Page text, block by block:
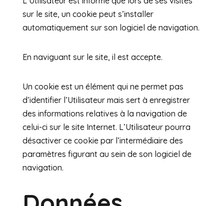
sur le site, un cookie peut s’installer
automatiquement sur son logiciel de navigation.
En naviguant sur le site, il est accepte.
Un cookie est un élément qui ne permet pas
d’identifier l’Utilisateur mais sert à enregistrer
des informations relatives à la navigation de
celui-ci sur le site Internet. L’Utilisateur pourra
désactiver ce cookie par l’intermédiaire des
paramètres figurant au sein de son logiciel de
navigation.